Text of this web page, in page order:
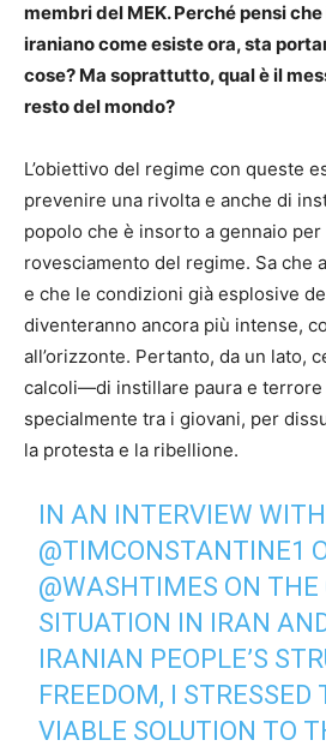
membri del MEK. Perché pensi
iraniano come esiste ora, sta
cose? Ma soprattutto, qual è il
resto del mondo?
L’obiettivo del regime con queste
prevenire una rivolta e anche di
popolo che è insorto a gennaio
rovesciamento del regime. Sa che
e che le condizioni già esplosive
diventeranno ancora più intense,
all’orizzonte. Pertanto, da un lato,
calcoli—di instillare paura e terrore
specialmente tra i giovani, per
la protesta e la ribellione.
IN AN INTERVIEW WITH
@TIMCONSTANTINE1
@WASHTIMES ON THE
SITUATION IN IRAN
IRANIAN PEOPLE’S
FREEDOM, I
VIABLE SOLUTION TO